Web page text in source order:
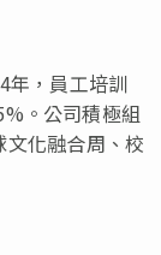
年，員工培訓
。公司積極組
化融合周、校